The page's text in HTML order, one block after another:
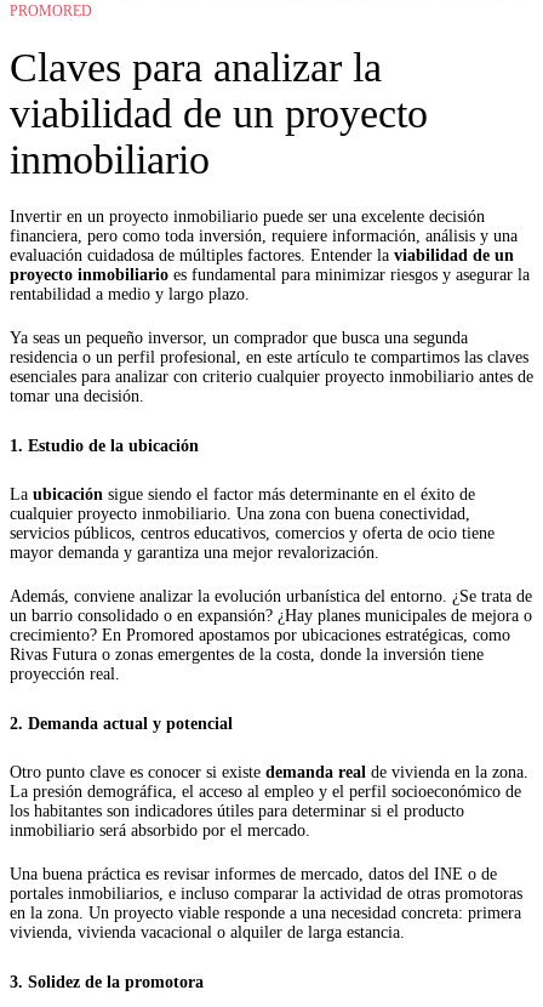
PROMORED
Claves para analizar la
viabilidad de un proyecto
inmobiliario
Invertir en un proyecto inmobiliario puede ser una excelente decisión
financiera, pero como toda inversión, requiere información, análisis y una
evaluación cuidadosa de múltiples factores. Entender la viabilidad de un
proyecto inmobiliario es fundamental para minimizar riesgos y asegurar la
rentabilidad a medio y largo plazo.
Ya seas un pequeño inversor, un comprador que busca una segunda
residencia o un perfil profesional, en este artículo te compartimos las claves
esenciales para analizar con criterio cualquier proyecto inmobiliario antes de
tomar una decisión.
1. Estudio de la ubicación
La ubicación sigue siendo el factor más determinante en el éxito de
cualquier proyecto inmobiliario. Una zona con buena conectividad,
servicios públicos, centros educativos, comercios y oferta de ocio tiene
mayor demanda y garantiza una mejor revalorización.
Además, conviene analizar la evolución urbanística del entorno. ¿Se trata de
un barrio consolidado o en expansión? ¿Hay planes municipales de mejora o
crecimiento? En Promored apostamos por ubicaciones estratégicas, como
Rivas Futura o zonas emergentes de la costa, donde la inversión tiene
proyección real.
2. Demanda actual y potencial
Otro punto clave es conocer si existe demanda real de vivienda en la zona.
La presión demográfica, el acceso al empleo y el perfil socioeconómico de
los habitantes son indicadores útiles para determinar si el producto
inmobiliario será absorbido por el mercado.
Una buena práctica es revisar informes de mercado, datos del INE o de
portales inmobiliarios, e incluso comparar la actividad de otras promotoras
en la zona. Un proyecto viable responde a una necesidad concreta: primera
vivienda, vivienda vacacional o alquiler de larga estancia.
3. Solidez de la promotora